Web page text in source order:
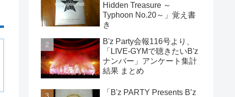
Hidden Treasure ～
Typhoon No.20～」覚え書
き
B'z Party会報116号より、
「LIVE-GYMで聴きたいB'z
ナンバー」アンケート集計
結果 まとめ
「B'z PARTY Presents B’z